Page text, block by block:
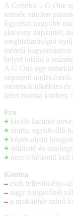
A Genelec a G One
termék minden
Egyrészt nagyobb
alacsony zajszintet,
megbízhatóságot
méretű
helyet találni a
A G One egy
népszerű audio-
méretnek tökéletes
lehet munka közben,
Pro
+ kiváló kabinet
+ tömör, együtt-álló
+ képes olyan
+ átlátható és
+ nem feltétlenül kell
Kontra
–csak teljesítmény-
–nagy hangerőnél
–a matt-fehér színű